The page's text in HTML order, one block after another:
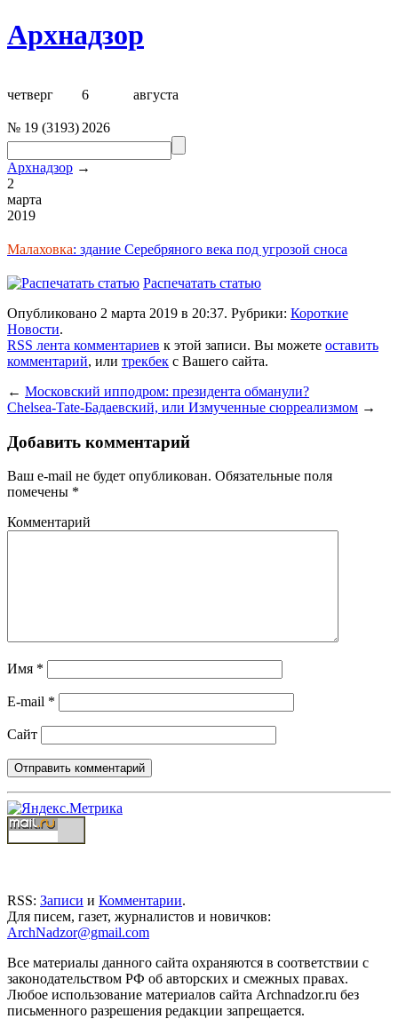
Архнадзор
четверг 6 августа
№ 19 (3193) 2026
Архнадзор →
2
марта
2019
Малаховка: здание Серебряного века под угрозой сноса
Распечатать статью
Опубликовано 2 марта 2019 в 20:37. Рубрики: Короткие
Новости.
RSS лента комментариев к этой записи. Вы можете оставить
комментарий, или трекбек с Вашего сайта.
← Московский ипподром: президента обманули?
Chelsea-Tate-Бадаевский, или Измученные сюрреализмом →
Добавить комментарий
Ваш e-mail не будет опубликован. Обязательные поля
помечены *
Комментарий
Имя *
E-mail *
Сайт
RSS: Записи и Комментарии.
Для писем, газет, журналистов и новичков:
ArchNadzor@gmail.com
Все материалы данного сайта охраняются в соответствии с
законодательством РФ об авторских и смежных правах.
Любое использование материалов сайта Archnadzor.ru без
письменного разрешения редакции запрещается.